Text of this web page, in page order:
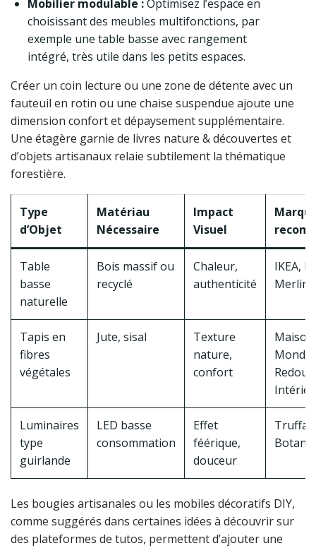
Mobilier modulable :Optimisez l’espace en
choisissant des meubles multifonctions, par
exemple une table basse avec rangement
intégré, très utile dans les petits espaces.
Créer un coin lecture ou une zone de détente avec un
fauteuil en rotin ou une chaise suspendue ajoute une
dimension confort et dépaysement supplémentaire.
Une étagère garnie de livres nature & découvertes et
d’objets artisanaux relaie subtilement la thématique
forestière.
Type
d’Objet
Matériau
Nécessaire
Impact
Visuel
Table
basse
naturelle
Bois massif ou
recyclé
Chaleur,
authenticité
IKEA,
Merlin
Tapis en
fibres
végétales
Jute, sisal
Texture
nature,
confort
Luminaires
type
guirlande
LED basse
consommation
Effet
féérique,
douceur
Botanic
Les bougies artisanales ou les mobiles décoratifs DIY,
comme suggérés dans certaines idées à découvrir sur
des plateformes de tutos, permettent d’ajouter une